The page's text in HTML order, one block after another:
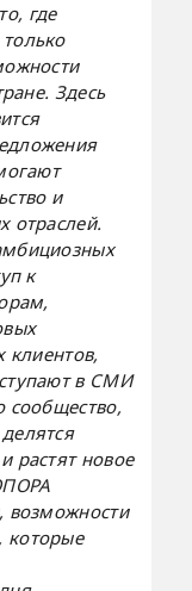
где
Здесь
и
отраслей.
к
клиентов,
в СМИ
сообщество,
растят новое
возможности
которые